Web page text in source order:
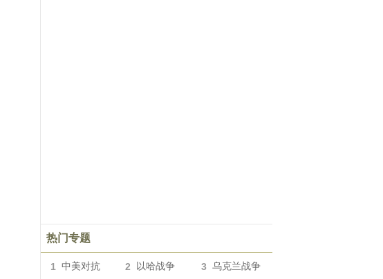
热门专题
1 中美对抗 2 以哈战争 3 乌克兰战争